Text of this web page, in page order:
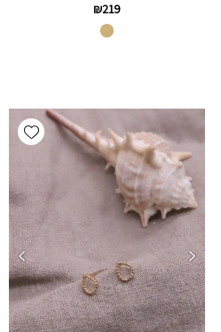
₪219